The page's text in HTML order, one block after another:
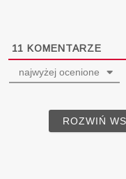
11 KOMENTARZE
najwyżej ocenione
ROZWIŃ